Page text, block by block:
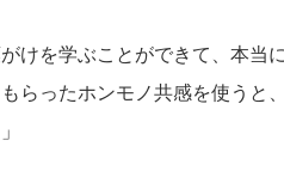
けを学ぶことができて、本当
らったホンモノ共感を使うと